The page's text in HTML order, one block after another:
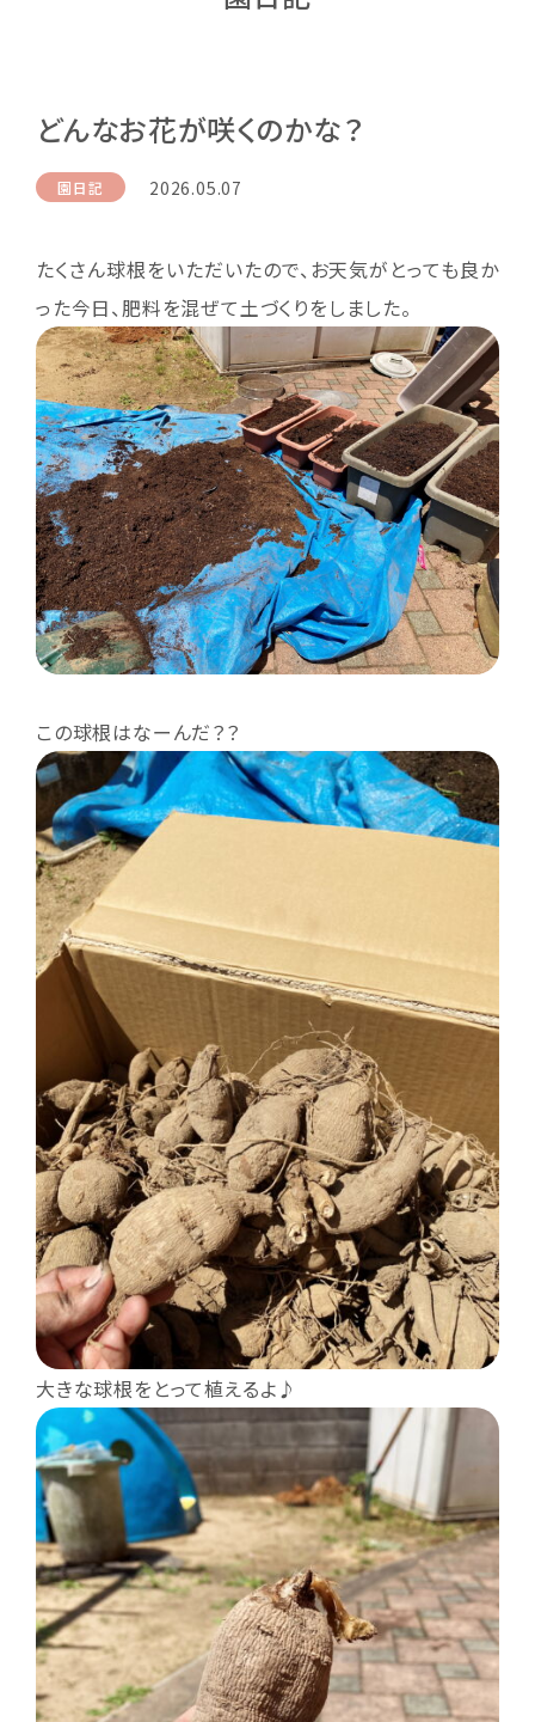
どんなお花が咲くのかな？
園日記 2026.05.07
たくさん球根をいただいたので、お天気がとっても良か
った今日、肥料を混ぜて土づくりをしました。
この球根はなーんだ？？
大きな球根をとって植えるよ♪